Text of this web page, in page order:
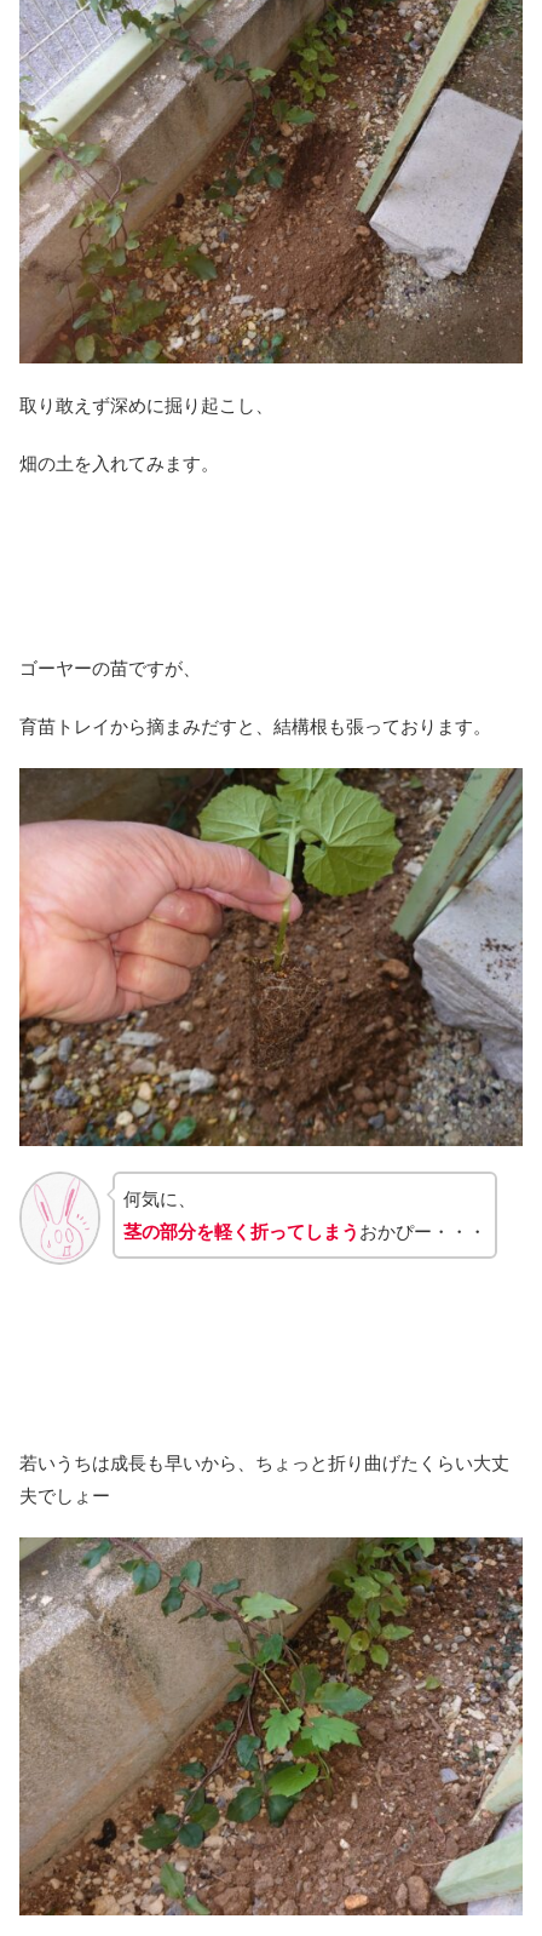
取り敢えず深めに掘り起こし、
畑の土を入れてみます。
ゴーヤーの苗ですが、
育苗トレイから摘まみだすと、結構根も張っております。
何気に、
茎の部分を軽く折ってしまう おかぴー・・・
若いうちは成長も早いから、ちょっと折り曲げたくらい大丈
夫でしょー